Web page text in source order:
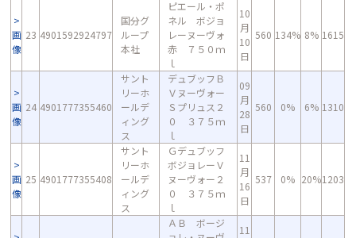
画
像
23 4901592924797
国分グ
ループ
本社
ピエール・ポ
ネル ボジョ
レーヌーヴォ
赤 ７５０ｍ
ｌ
10
月
10
日
560 134% 8% 1615
画
像
24 4901777355460
サント
リーホ
ールデ
ィング
ス
デュブッフＢ
Ｖヌーヴォー
Ｓプリュス２
０ ３７５ｍ
ｌ
09
月
28
日
560 0% 6% 1310
画
像
25 4901777355408
サント
リーホ
ールデ
ィング
ス
Ｇデュブッフ
ボジョレーＶ
ヌーヴォー２
０ ３７５ｍ
ｌ
11
月
16
日
537 0% 20%1203
ＡＢ ボージ
11